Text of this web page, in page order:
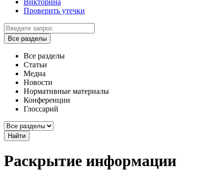
Викторина
Проверить утечки
Все разделы
Все разделы
Статьи
Медиа
Новости
Нормативные материалы
Конференции
Глоссарий
Найти
Раскрытие информации